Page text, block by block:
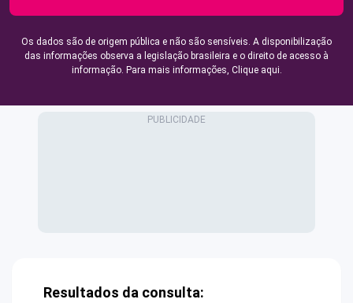
Os dados são de origem pública e não são sensíveis. A disponibilização
das informações observa a legislação brasileira e o direito de acesso à
informação. Para mais informações, Clique aqui.
Resultados da consulta: